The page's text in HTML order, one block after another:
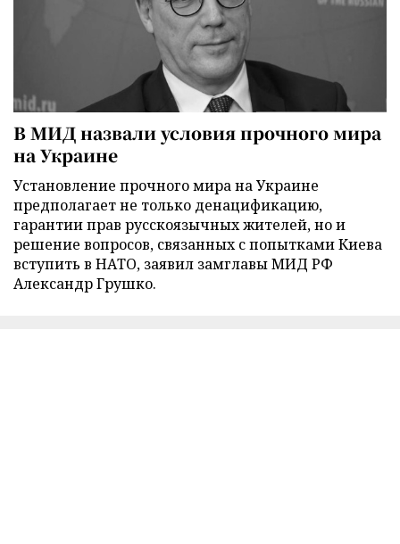
В МИД назвали условия прочного мира
на Украине
Установление прочного мира на Украине
предполагает не только денацификацию,
гарантии прав русскоязычных жителей, но и
решение вопросов, связанных с попытками Киева
вступить в НАТО, заявил замглавы МИД РФ
Александр Грушко.